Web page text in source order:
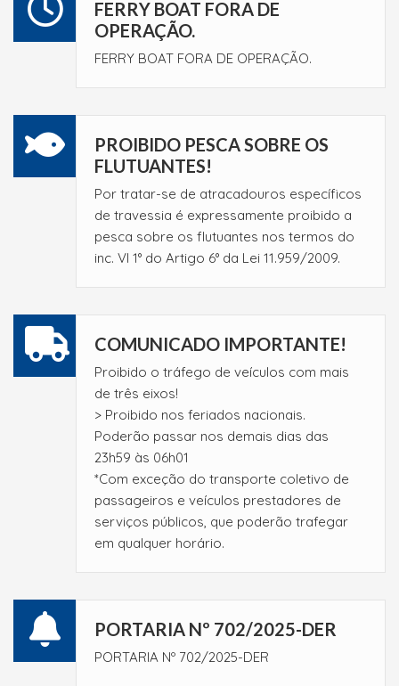
FERRY BOAT FORA DE
OPERAÇÃO.
FERRY BOAT FORA DE OPERAÇÃO.
PROIBIDO PESCA SOBRE OS
FLUTUANTES!
Por tratar-se de atracadouros específicos
de travessia é expressamente proibido a
pesca sobre os flutuantes nos termos do
inc. VI 1° do Artigo 6° da Lei 11.959/2009.
COMUNICADO IMPORTANTE!
Proibido o tráfego de veículos com mais
de três eixos!
> Proibido nos feriados nacionais.
Poderão passar nos demais dias das
23h59 às 06h01
*Com exceção do transporte coletivo de
passageiros e veículos prestadores de
serviços públicos, que poderão trafegar
em qualquer horário.
PORTARIA Nº 702/2025-DER
PORTARIA Nº 702/2025-DER